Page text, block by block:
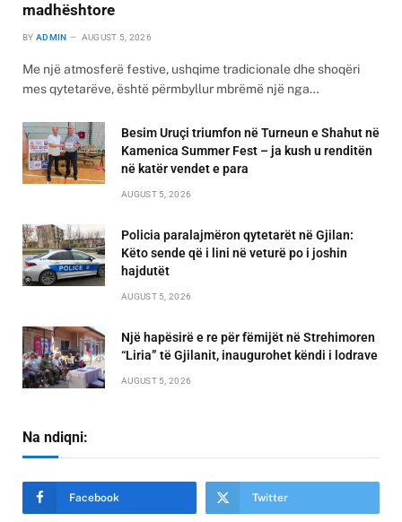
madhështore
BY ADMIN AUGUST 5, 2026
Me një atmosferë festive, ushqime tradicionale dhe shoqëri
mes qytetarëve, është përmbyllur mbrëmë një nga…
Besim Uruçi triumfon në Turneun e Shahut në
Kamenica Summer Fest – ja kush u renditën
në katër vendet e para
AUGUST 5, 2026
Policia paralajmëron qytetarët në Gjilan:
Këto sende që i lini në veturë po i joshin
hajdutët
AUGUST 5, 2026
Një hapësirë e re për fëmijët në Strehimoren
“Liria” të Gjilanit, inaugurohet këndi i lodrave
AUGUST 5, 2026
Na ndiqni:
Facebook Twitter